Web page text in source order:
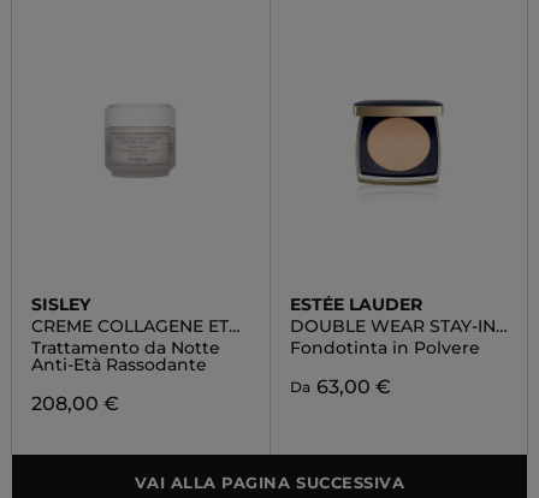
SISLEY
CREME COLLAGENE ET
MAUVE
Trattamento da Notte
Anti-Età Rassodante
208,00 €
ESTÉE LAUDER
DOUBLE WEAR STAY-IN-
PLACE MATTE POWDER
FOUNDATION SPF10
Fondotinta in Polvere
Da 63,00 €
VAI ALLA PAGINA SUCCESSIVA